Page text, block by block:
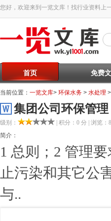
您好，欢迎来到一览文库！找行业资料上
首页 免费
当前位置： 一览文库> 环保水务 > 水处理 >
集团公司环保管理
级别：
| 积分：0 分 | 浏览
简介：
1 总则；2 管理
止污染和其它公
与..